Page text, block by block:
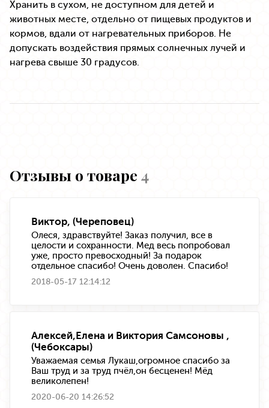
Хранить в сухом, не доступном для детей и
животных месте, отдельно от пищевых продуктов и
кормов, вдали от нагревательных приборов. Не
допускать воздействия прямых солнечных лучей и
нагрева свыше 30 градусов.
Отзывы о товаре 4
Виктор, (Череповец)
Олеся, здравствуйте! Заказ получил, все в
целости и сохранности. Мед весь попробовал
уже, просто превосходный! За подарок
отдельное спасибо! Очень доволен. Спасибо!
2018-05-17 12:14:12
Алексей,Елена и Виктория Самсоновы ,
(Чебоксары)
Уважаемая семья Лукаш,огромное спасибо за
Ваш труд и за труд пчёл,он бесценен! Мёд
великолепен!
2020-06-20 14:26:52